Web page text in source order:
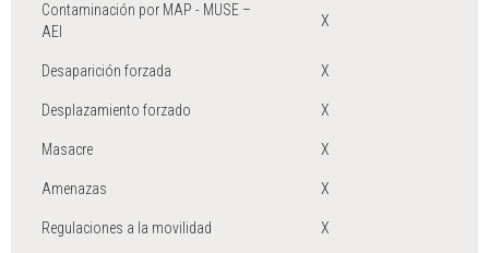
Contaminación por MAP - MUSE –
AEI
X
Desaparición forzada X
Desplazamiento forzado X
Masacre X
Amenazas X
Regulaciones a la movilidad X